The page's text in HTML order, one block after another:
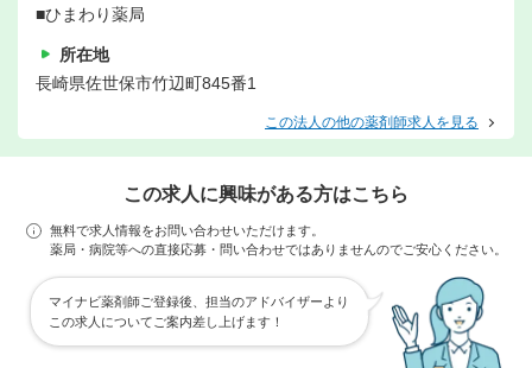
■ひまわり薬局
所在地
長崎県佐世保市竹辺町845番1
この法人の他の薬剤師求人を見る
この求人に興味がある方はこちら
無料で求人情報をお問い合わせいただけます。
薬局・病院等への直接応募・問い合わせではありませんのでご安心ください。
マイナビ薬剤師ご登録後、担当のアドバイザーより
この求人についてご案内差し上げます！